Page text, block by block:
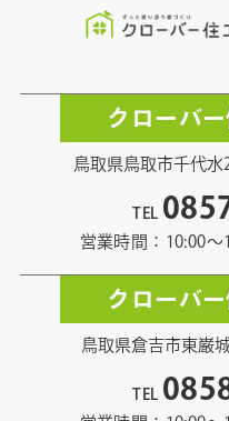
クローバ
鳥取県鳥取市千代水
TEL
営業時間：10:00〜
クローバ
鳥取県倉吉市東巌
TEL